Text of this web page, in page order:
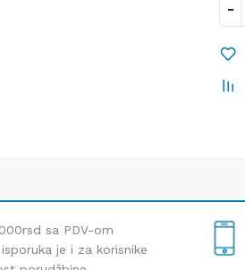
sa PDV-om
je i za korisnike